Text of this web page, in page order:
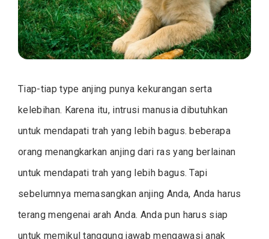
Tiap-tiap type anjing punya kekurangan serta
kelebihan. Karena itu, intrusi manusia dibutuhkan
untuk mendapati trah yang lebih bagus. beberapa
orang menangkarkan anjing dari ras yang berlainan
untuk mendapati trah yang lebih bagus. Tapi
sebelumnya memasangkan anjing Anda, Anda harus
terang mengenai arah Anda. Anda pun harus siap
untuk memikul tanggung jawab mengawasi anak